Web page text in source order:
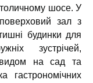
шосе. У
зал з
будинки для
зустрічей,
на сад та
гастрономічних